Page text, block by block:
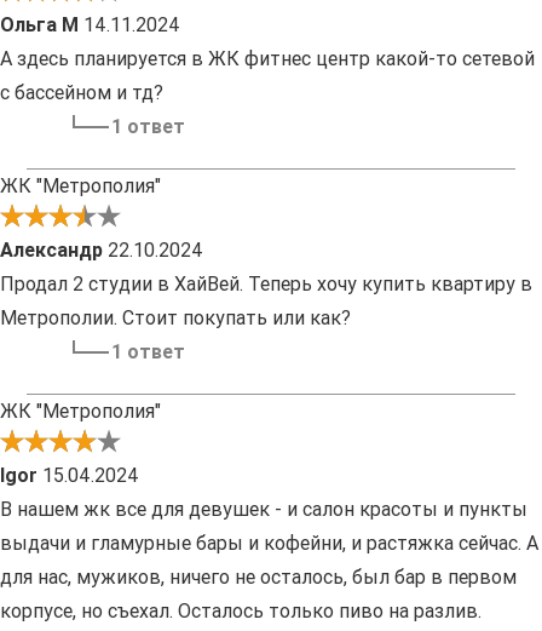
Ольга М 14.11.2024
А здесь планируется в ЖК фитнес центр какой-то сетевой
с бассейном и тд?
1 ответ
ЖК "Метрополия"
Александр 22.10.2024
Продал 2 студии в ХайВей. Теперь хочу купить квартиру в
Метрополии. Стоит покупать или как?
1 ответ
ЖК "Метрополия"
Igor 15.04.2024
В нашем жк все для девушек - и салон красоты и пункты
выдачи и гламурные бары и кофейни, и растяжка сейчас. А
для нас, мужиков, ничего не осталось, был бар в первом
корпусе, но съехал. Осталось только пиво на разлив.